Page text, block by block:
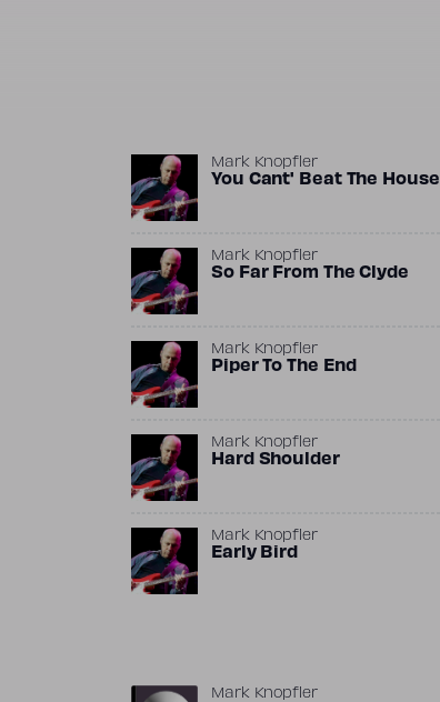
Mark Knopfler
You Cant' Beat The House
Mark Knopfler
So Far From The Clyde
Mark Knopfler
Piper To The End
Mark Knopfler
Hard Shoulder
Mark Knopfler
Early Bird
Mark Knopfler